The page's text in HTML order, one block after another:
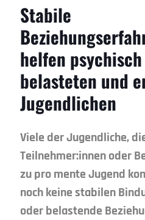
Stabile
helfen psychisch
belasteten und
Jugendlichen
Viele der Jugendliche,
Teilnehmer:innen oder
zu pro mente Ju­gend
noch keine stabilen
oder belastende